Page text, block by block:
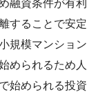
融資条件が有利
することで安定
規模マンション
められるため人
始められる投資